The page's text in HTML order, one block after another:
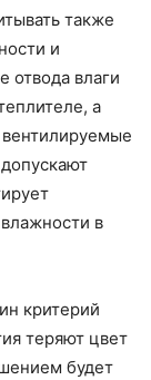
также
и
отвода влаги
а
в
критерий
теряют цвет
будет